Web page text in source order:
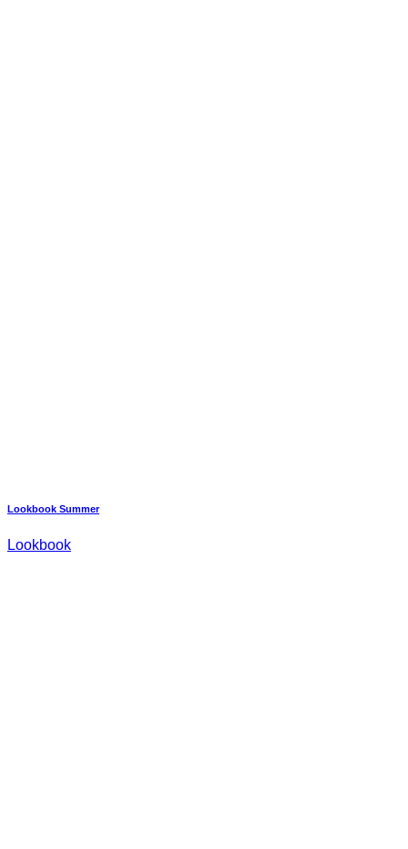
Lookbook Summer
Lookbook